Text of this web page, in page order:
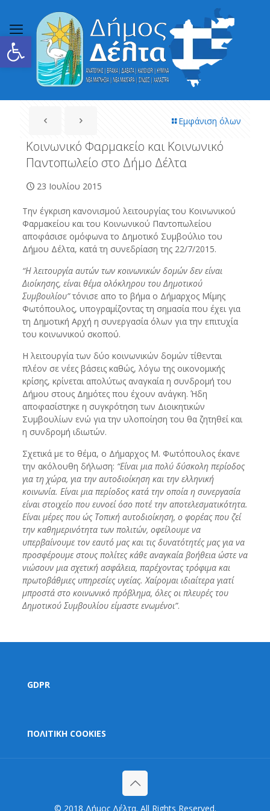
Ανοίξτε τη γραμμή εργαλείων
Εμφάνιση όλων
Κοινωνικό Φαρμακείο και Κοινωνικό
Παντοπωλείο στο Δήμο Δέλτα
23 Ιουλίου 2015
Την έγκριση κανονισμού λειτουργίας του Κοινωνικού
Φαρμακείου και του Κοινωνικού Παντοπωλείου
αποφάσισε ομόφωνα το Δημοτικό Συμβούλιο του
Δήμου Δέλτα, κατά τη συνεδρίαση της 22/7/2015.
“Η λειτουργία αυτών των κοινωνικών δομών δεν είναι
Διοίκησης, είναι θέμα ολόκληρου του Δημοτικού
Συμβουλίου”τόνισε απο το βήμα ο Δήμαρχος Μίμης
Φωτόπουλος, υπογραμίζοντας τη σημασία που έχει για
τη Δημοτική Αρχή η συνεργασία όλων για την επιτυχία
του κοινωνικού σκοπού.
Η λειτουργία των δύο κοινωνικών δομών τίθενται
πλέον σε νέες βάσεις καθώς, λόγω της οικονομικής
κρίσης, κρίνεται απολύτως αναγκαία η συνδρομή του
Δήμου στους Δημότες που έχουν ανάγκη. Ήδη
αποφασίστηκε η συγκρότηση των Διοικητικών
Συμβουλίων ενώ για την υλοποίηση του θα ζητηθεί και
η συνδρομή ιδιωτών.
Σχετικά με το θέμα, ο Δήμαρχος Μ. Φωτόπουλος έκανε
την ακόλουθη δήλωση: “Είναι μια πολύ δύσκολη περίοδος
για τη χώρα, για την αυτοδιοίκηση και την ελληνική
κοινωνία. Είναι μια περίοδος κατά την οποία η συνεργασία
είναι στοιχείο που ευνοεί όσο ποτέ την αποτελεσματικότητα.
Είναι μέρες που ώς Τοπική αυτοδιοίκηση, ο φορέας που ζεί
την καθημερινότητα των πολιτών, οφείλουμε να
υπερβαίνουμε τον εαυτό μας και τις δυνατότητές μας για να
προσφέρουμε στους πολίτες κάθε αναγκαία βοήθεια ώστε να
νιώσουν μια σχετική ασφάλεια, παρέχοντας τρόφιμα και
πρωτοβάθμιες υπηρεσίες υγείας. Χαίρομαι ιδιαίτερα γιατί
μπροστά στο κοινωνικό πρόβλημα, όλες οι πλευρές του
Δημοτικού Συμβουλίου είμαστε ενωμένοι”.
GDPR
ΠΟΛΙΤΙΚΗ COOKIES
© 2018 Δήμος Δέλτα. All Rights Reserved.